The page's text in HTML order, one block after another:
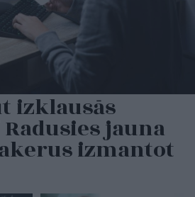
izklausās
jauna
izmantot